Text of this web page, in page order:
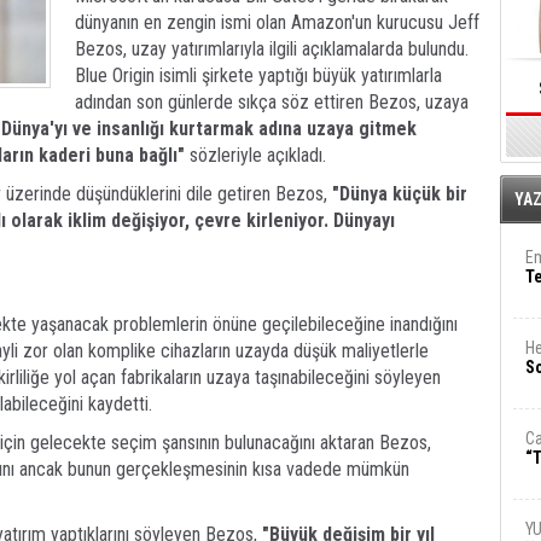
dünyanın en zengin ismi olan Amazon'un kurucusu Jeff
Bezos, uzay yatırımlarıyla ilgili açıklamalarda bulundu.
Blue Origin isimli şirkete yaptığı büyük yatırımlarla
adından son günlerde sıkça söz ettiren Bezos, uzaya
ve insanlığı kurtarmak adına uzaya gitmek
kaderi buna bağlı" sözleriyle açıkladı.
üzerinde düşündüklerini dile getiren Bezos, "Dünya küçük bir
olarak iklim değişiyor, çevre kirleniyor. Dünyayı
yaşanacak problemlerin önüne geçilebileceğine inandığını
zor olan komplike cihazların uzayda düşük maliyetlerle
yol açan fabrikaların uzaya taşınabileceğini söyleyen
kaydetti.
gelecekte seçim şansının bulunacağını aktaran Bezos,
ancak bunun gerçekleşmesinin kısa vadede mümkün
yaptıklarını söyleyen Bezos, "Büyük değişim bir yıl